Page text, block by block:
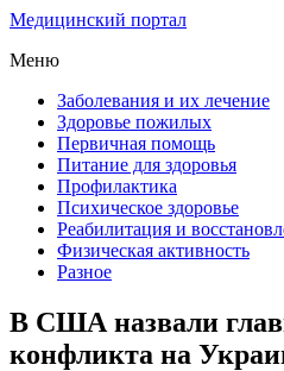
Медицинский портал
Меню
Заболевания и их лечение
Здоровье пожилых
Первичная помощь
Питание для здоровья
Профилактика
Психическое здоровье
Реабилитация и
Физическая активность
Разное
В США назвали
конфликта на